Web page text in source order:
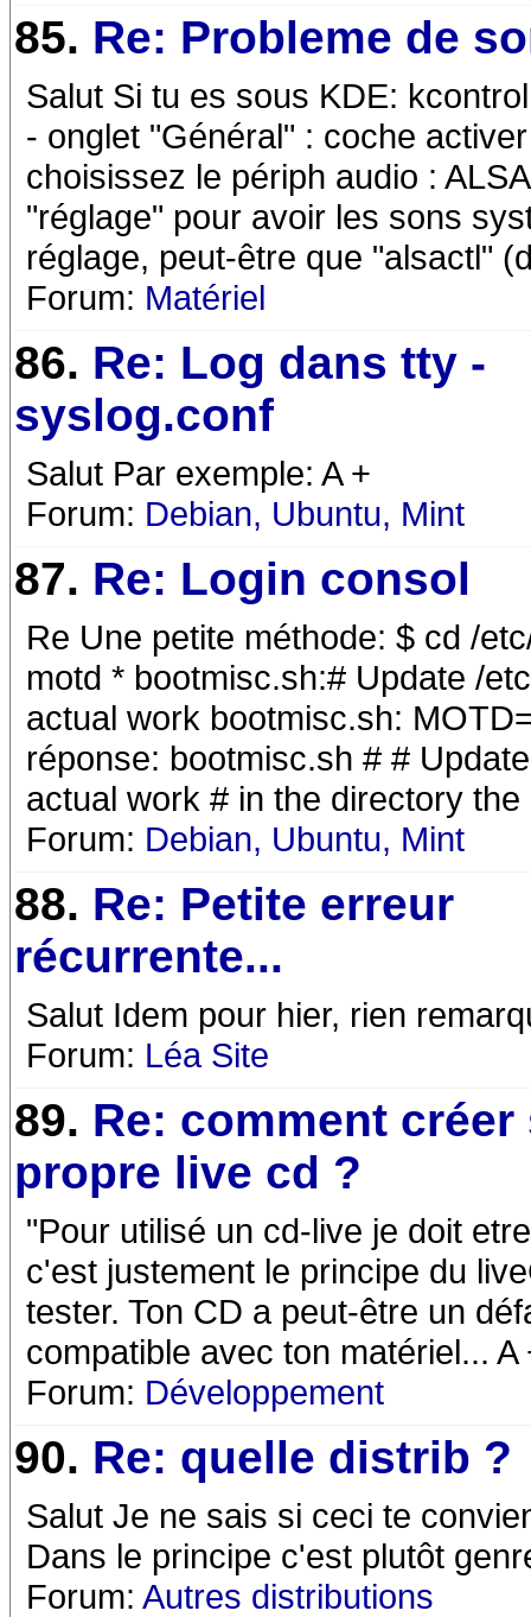
85. Re: Probleme de
Salut Si tu es sous KDE:
- onglet "Général" : coche
choisissez le périph audio :
"réglage" pour avoir les sons
réglage, peut-être que "alsactl"
Forum: Matériel
86. Re: Log dans tty -
syslog.conf
Salut Par exemple: A +
Forum: Debian, Ubuntu, Mint
87. Re: Login consol
Re Une petite méthode: $ cd /
motd * bootmisc.sh:# Update /
actual work bootmisc.sh:
réponse: bootmisc.sh # #
actual work # in the directory
Forum: Debian, Ubuntu, Mint
88. Re: Petite erreur
récurrente...
Salut Idem pour hier, rien
Forum: Léa Site
89. Re: comment créer
propre live cd ?
"Pour utilisé un cd-live je doit
c'est justement le principe du
tester. Ton CD a peut-être un
compatible avec ton matériel... A
Forum: Développement
90. Re: quelle distrib ?
Salut Je ne sais si ceci te
Dans le principe c'est plutôt
Forum: Autres distributions